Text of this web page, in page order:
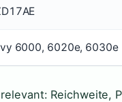
6000, 6020e, 6030e
Reichweite,